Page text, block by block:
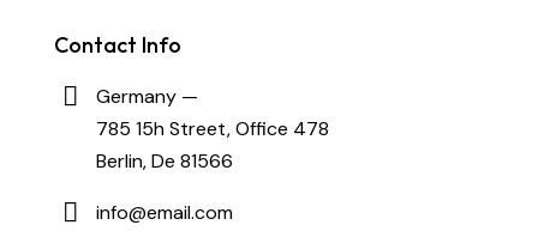
Contact Info
Germany —
785 15h Street, Office 478
Berlin, De 81566
info@email.com